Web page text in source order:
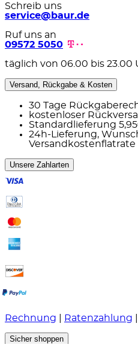
Schreib uns
service@baur.de
Ruf uns an
09572 5050
täglich von 06.00 bis 23.00
Versand, Rückgabe & Kosten
30 Tage
kostenloser
Standardlieferung
24h-Lieferung,
Versandkostenflatrate
Unsere Zahlarten
Rechnung Ratenzahlung
Sicher shoppen